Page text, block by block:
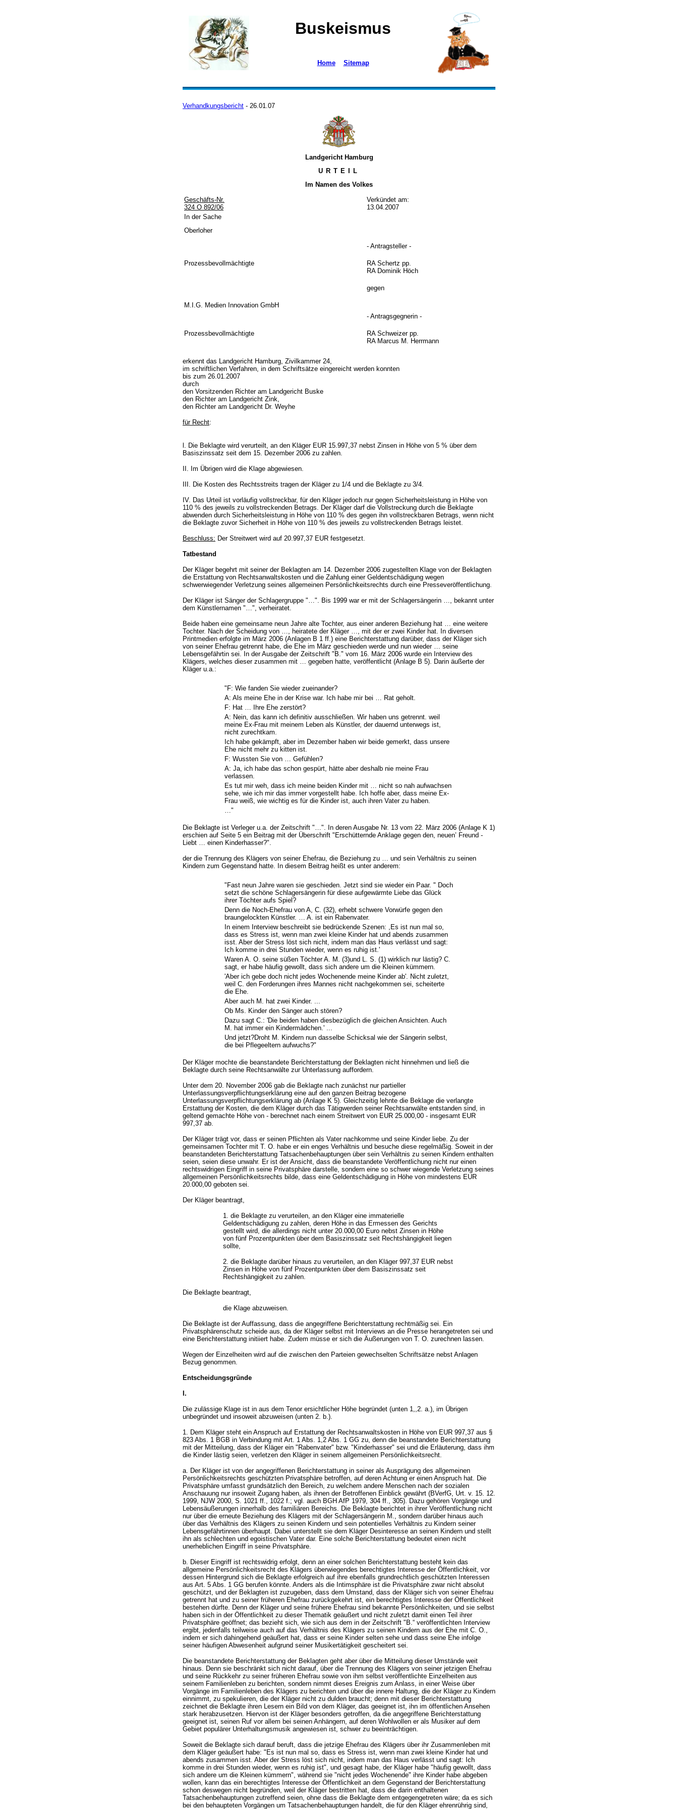
Buskeismus
Home Sitemap
Verhandkungsbericht - 26.01.07
Landgericht Hamburg
URTEIL
Im Namen des Volkes
Geschäfts-Nr.
324 O 892/06
Verkündet am:
13.04.2007
In der Sache
Oberloher
- Antragsteller -
Prozessbevollmächtigte
RA Schertz pp.
RA Dominik Höch
gegen
M.I.G. Medien Innovation GmbH
- Antragsgegnerin -
Prozessbevollmächtigte
RA Schweizer pp.
RA Marcus M. Herrmann
erkennt das Landgericht Hamburg, Zivilkammer 24,
im schriftlichen Verfahren, in dem Schriftsätze eingereicht werden konnten
bis zum 26.01.2007
durch
den Vorsitzenden Richter am Landgericht Buske
den Richter am Landgericht Zink,
den Richter am Landgericht Dr. Weyhe
für Recht:
l. Die Beklagte wird verurteilt, an den Kläger EUR 15.997,37 nebst Zinsen in Höhe von 5 % über dem
Basiszinssatz seit dem 15. Dezember 2006 zu zahlen.
II. Im Übrigen wird die Klage abgewiesen.
III. Die Kosten des Rechtsstreits tragen der Kläger zu 1/4 und die Beklagte zu 3/4.
IV. Das Urteil ist vorläufig vollstreckbar, für den Kläger jedoch nur gegen Sicherheitsleistung in Höhe von
110 % des jeweils zu vollstreckenden Betrags. Der Kläger darf die Vollstreckung durch die Beklagte
abwenden durch Sicherheitsleistung in Höhe von 110 % des gegen ihn vollstreckbaren Betrags, wenn nicht
die Beklagte zuvor Sicherheit in Höhe von 110 % des jeweils zu vollstreckenden Betrags leistet.
Beschluss: Der Streitwert wird auf 20.997,37 EUR festgesetzt.
Tatbestand
Der Kläger begehrt mit seiner der Beklagten am 14. Dezember 2006 zugestellten Klage von der Beklagten
die Erstattung von Rechtsanwaltskosten und die Zahlung einer Geldentschädigung wegen
schwerwiegender Verletzung seines allgemeinen Persönlichkeitsrechts durch eine Presseveröffentlichung.
Der Kläger ist Sänger der Schlagergruppe "…". Bis 1999 war er mit der Schlagersängerin …, bekannt unter
dem Künstlernamen "…", verheiratet.
Beide haben eine gemeinsame neun Jahre alte Tochter, aus einer anderen Beziehung hat … eine weitere
Tochter. Nach der Scheidung von …, heiratete der Kläger …, mit der er zwei Kinder hat. In diversen
Printmedien erfolgte im März 2006 (Anlagen B 1 ff.) eine Berichterstattung darüber, dass der Kläger sich
von seiner Ehefrau getrennt habe, die Ehe im März geschieden werde und nun wieder … seine
Lebensgefährtin sei. In der Ausgabe der Zeitschrift "B." vom 16. März 2006 wurde ein Interview des
Klägers, welches dieser zusammen mit … gegeben hatte, veröffentlicht (Anlage B 5). Darin äußerte der
Kläger u.a.:
"F: Wie fanden Sie wieder zueinander?
A: Als meine Ehe in der Krise war. Ich habe mir bei … Rat geholt.
F: Hat … Ihre Ehe zerstört?
A: Nein, das kann ich definitiv ausschließen. Wir haben uns getrennt. weil
meine Ex-Frau mit meinem Leben als Künstler, der dauernd unterwegs ist,
nicht zurechtkam.
Ich habe gekämpft, aber im Dezember haben wir beide gemerkt, dass unsere
Ehe nicht mehr zu kitten ist.
F: Wussten Sie von … Gefühlen?
A: Ja, ich habe das schon gespürt, hätte aber deshalb nie meine Frau
verlassen.
Es tut mir weh, dass ich meine beiden Kinder mit … nicht so nah aufwachsen
sehe, wie ich mir das immer vorgestellt habe. Ich hoffe aber, dass meine Ex-
Frau weiß, wie wichtig es für die Kinder ist, auch ihren Vater zu haben.
…"
Die Beklagte ist Verleger u.a. der Zeitschrift "…". In deren Ausgabe Nr. 13 vom 22. März 2006 (Anlage K 1)
erschien auf Seite 5 ein Beitrag mit der Überschrift "Erschütternde Anklage gegen den, neuen’ Freund -
Liebt … einen Kinderhasser?".
der die Trennung des Klägers von seiner Ehefrau, die Beziehung zu … und sein Verhältnis zu seinen
Kindern zum Gegenstand hatte. In diesem Beitrag heißt es unter anderem:
"Fast neun Jahre waren sie geschieden. Jetzt sind sie wieder ein Paar. " Doch
setzt die schöne Schlagersängerin für diese aufgewärmte Liebe das Glück
ihrer Töchter aufs Spiel?
Denn die Noch-Ehefrau von A, C. (32), erhebt schwere Vorwürfe gegen den
braungelockten Künstler. … A. ist ein Rabenvater.
In einem Interview beschreibt sie bedrückende Szenen: ,Es ist nun mal so,
dass es Stress ist, wenn man zwei kleine Kinder hat und abends zusammen
isst. Aber der Stress löst sich nicht, indem man das Haus verlässt und sagt:
Ich komme in drei Stunden wieder, wenn es ruhig ist.'
Waren A. O. seine süßen Töchter A. M. (3)und L. S. (1) wirklich nur lästig? C.
sagt, er habe häufig gewollt, dass sich andere um die Kleinen kümmern.
'Aber ich gebe doch nicht jedes Wochenende meine Kinder ab'. Nicht zuletzt,
weil C. den Forderungen ihres Mannes nicht nachgekommen sei, scheiterte
die Ehe.
Aber auch M. hat zwei Kinder. ...
Ob Ms. Kinder den Sänger auch stören?
Dazu sagt C.: 'Die beiden haben diesbezüglich die gleichen Ansichten. Auch
M. hat immer ein Kindermädchen.' ...
Und jetzt?Droht M. Kindern nun dasselbe Schicksal wie der Sängerin selbst,
die bei Pflegeeltern aufwuchs?"
Der Kläger mochte die beanstandete Berichterstattung der Beklagten nicht hinnehmen und ließ die
Beklagte durch seine Rechtsanwälte zur Unterlassung auffordern.
Unter dem 20. November 2006 gab die Beklagte nach zunächst nur partieller
Unterlassungsverpflichtungserklärung eine auf den ganzen Beitrag bezogene
Unterlassungsverpflichtungserklärung ab (Anlage K 5). Gleichzeitig lehnte die Beklage die verlangte
Erstattung der Kosten, die dem Kläger durch das Tätigwerden seiner Rechtsanwälte entstanden sind, in
geltend gemachte Höhe von - berechnet nach einem Streitwert von EUR 25.000,00 - insgesamt EUR
997,37 ab.
Der Kläger trägt vor, dass er seinen Pflichten als Vater nachkomme und seine Kinder liebe. Zu der
gemeinsamen Tochter mit T. O. habe er ein enges Verhältnis und besuche diese regelmäßig. Soweit in der
beanstandeten Berichterstattung Tatsachenbehauptungen über sein Verhältnis zu seinen Kindern enthalten
seien, seien diese unwahr. Er ist der Ansicht, dass die beanstandete Veröffentlichung nicht nur einen
rechtswidrigen Eingriff in seine Privatsphäre darstelle, sondern eine so schwer wiegende Verletzung seines
allgemeinen Persönlichkeitsrechts bilde, dass eine Geldentschädigung in Höhe von mindestens EUR
20.000,00 geboten sei.
Der Kläger beantragt,
1. die Beklagte zu verurteilen, an den Kläger eine immaterielle
Geldentschädigung zu zahlen, deren Höhe in das Ermessen des Gerichts
gestellt wird, die allerdings nicht unter 20.000,00 Euro nebst Zinsen in Höhe
von fünf Prozentpunkten über dem Basiszinssatz seit Rechtshängigkeit liegen
sollte,
2. die Beklagte darüber hinaus zu verurteilen, an den Kläger 997,37 EUR nebst
Zinsen in Höhe von fünf Prozentpunkten über dem Basiszinssatz seit
Rechtshängigkeit zu zahlen.
Die Beklagte beantragt,
die Klage abzuweisen.
Die Beklagte ist der Auffassung, dass die angegriffene Berichterstattung rechtmäßig sei. Ein
Privatsphärenschutz scheide aus, da der Kläger selbst mit Interviews an die Presse herangetreten sei und
eine Berichterstattung initiiert habe. Zudem müsse er sich die Äußerungen von T. O. zurechnen lassen.
Wegen der Einzelheiten wird auf die zwischen den Parteien gewechselten Schriftsätze nebst Anlagen
Bezug genommen.
Entscheidungsgründe
I.
Die zulässige Klage ist in aus dem Tenor ersichtlicher Höhe begründet (unten 1,,2. a.), im Übrigen
unbegründet und insoweit abzuweisen (unten 2. b.).
1. Dem Kläger steht ein Anspruch auf Erstattung der Rechtsanwaltskosten in Höhe von EUR 997,37 aus §
823 Abs. 1 BGB in Verbindung mit Art. 1 Abs. 1,2 Abs. 1 GG zu, denn die beanstandete Berichterstattung
mit der Mitteilung, dass der Kläger ein "Rabenvater" bzw. "Kinderhasser" sei und die Erläuterung, dass ihm
die Kinder lästig seien, verletzen den Kläger in seinem allgemeinen Persönlichkeitsrecht.
a. Der Kläger ist von der angegriffenen Berichterstattung in seiner als Ausprägung des allgemeinen
Persönlichkeitsrechts geschützten Privatsphäre betroffen, auf deren Achtung er einen Anspruch hat. Die
Privatsphäre umfasst grundsätzlich den Bereich, zu welchem andere Menschen nach der sozialen
Anschauung nur insoweit Zugang haben, als ihnen der Betroffenen Einblick gewährt (BVerfG, Urt. v. 15. 12.
1999, NJW 2000, S. 1021 ff., 1022 f.; vgl. auch BGH AfP 1979, 304 ff., 305). Dazu gehören Vorgänge und
Lebensäußerungen innerhalb des familiären Bereichs. Die Beklagte berichtet in ihrer Veröffentlichung nicht
nur über die erneute Beziehung des Klägers mit der Schlagersängerin M., sondern darüber hinaus auch
über das Verhältnis des Klägers zu seinen Kindern und sein potentielles Verhältnis zu Kindern seiner
Lebensgefährtinnen überhaupt. Dabei unterstellt sie dem Kläger Desinteresse an seinen Kindern und stellt
ihn als schlechten und egoistischen Vater dar. Eine solche Berichterstattung bedeutet einen nicht
unerheblichen Eingriff in seine Privatsphäre.
b. Dieser Eingriff ist rechtswidrig erfolgt, denn an einer solchen Berichterstattung besteht kein das
allgemeine Persönlichkeitsrecht des Klägers überwiegendes berechtigtes Interesse der Öffentlichkeit, vor
dessen Hintergrund sich die Beklagte erfolgreich auf ihre ebenfalls grundrechtlich geschützten Interessen
aus Art. 5 Abs. 1 GG berufen könnte. Anders als die Intimsphäre ist die Privatsphäre zwar nicht absolut
geschützt, und der Beklagten ist zuzugeben, dass dem Umstand, dass der Kläger sich von seiner Ehefrau
getrennt hat und zu seiner früheren Ehefrau zurückgekehrt ist, ein berechtigtes Interesse der Öffentlichkeit
bestehen dürfte. Denn der Kläger und seine frühere Ehefrau sind bekannte Persönlichkeiten, und sie selbst
haben sich in der Öffentlichkeit zu dieser Thematik geäußert und nicht zuletzt damit einen Teil ihrer
Privatsphäre geöffnet; das bezieht sich, wie sich aus dem in der Zeitschrift "B.“ veröffentlichten Interview
ergibt, jedenfalls teilweise auch auf das Verhältnis des Klägers zu seinen Kindern aus der Ehe mit C. O.,
indem er sich dahingehend geäußert hat, dass er seine Kinder selten sehe und dass seine Ehe infolge
seiner häufigen Abwesenheit aufgrund seiner Musikertätigkeit gescheitert sei.
Die beanstandete Berichterstattung der Beklagten geht aber über die Mitteilung dieser Umstände weit
hinaus. Denn sie beschränkt sich nicht darauf, über die Trennung des Klägers von seiner jetzigen Ehefrau
und seine Rückkehr zu seiner früheren Ehefrau sowie von ihm selbst veröffentlichte Einzelheiten aus
seinem Familienleben zu berichten, sondern nimmt dieses Ereignis zum Anlass, in einer Weise über
Vorgänge im Familienleben des Klägers zu berichten und über die innere Haltung, die der Kläger zu Kindern
einnimmt, zu spekulieren, die der Kläger nicht zu dulden braucht; denn mit dieser Berichterstattung
zeichnet die Beklagte ihren Lesern ein Bild von dem Kläger, das geeignet ist, ihn im öffentlichen Ansehen
stark herabzusetzen. Hiervon ist der Kläger besonders getroffen, da die angegriffene Berichterstattung
geeignet ist, seinen Ruf vor allem bei seinen Anhängern, auf deren Wohlwollen er als Musiker auf dem
Gebiet populärer Unterhaltungsmusik angewiesen ist, schwer zu beeinträchtigen.
Soweit die Beklagte sich darauf beruft, dass die jetzige Ehefrau des Klägers über ihr Zusammenleben mit
dem Kläger geäußert habe: "Es ist nun mal so, dass es Stress ist, wenn man zwei kleine Kinder hat und
abends zusammen isst. Aber der Stress löst sich nicht, indem man das Haus verlässt und sagt: Ich
komme in drei Stunden wieder, wenn es ruhig ist", und gesagt habe, der Kläger habe "häufig gewollt, dass
sich andere um die Kleinen kümmern", während sie "nicht jedes Wochenende" ihre Kinder habe abgeben
wollen, kann das ein berechtigtes Interesse der Öffentlichkeit an dem Gegenstand der Berichterstattung
schon deswegen nicht begründen, weil der Kläger bestritten hat, dass die darin enthaltenen
Tatsachenbehauptungen zutreffend seien, ohne dass die Beklagte dem entgegengetreten wäre; da es sich
bei den behaupteten Vorgängen um Tatsachenbehauptungen handelt, die für den Kläger ehrenrührig sind,